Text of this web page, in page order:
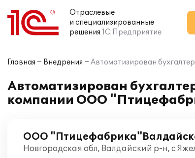
Отраслевые
и специализированные
решения 1С:Предприятие
Главная Внедрения Автоматизирован
Автоматизирован
компании ООО
ООО
Новгородская обл, Валдайский р-н, с